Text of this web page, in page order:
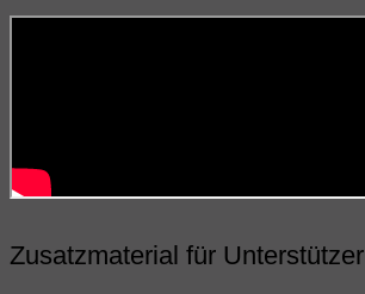
Zusatzmaterial für Unterstützer